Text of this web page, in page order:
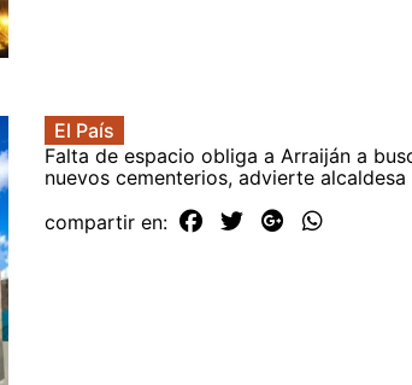
El País
Falta de espacio obliga a Arraiján a
nuevos cementerios, advierte alcaldesa
compartir en: